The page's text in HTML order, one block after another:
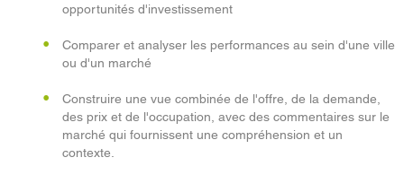
opportunités d'investissement
Comparer et analyser les performances au sein d'une ville
ou d'un marché
Construire une vue combinée de l'offre, de la demande,
des prix et de l'occupation, avec des commentaires sur le
marché qui fournissent une compréhension et un
contexte.